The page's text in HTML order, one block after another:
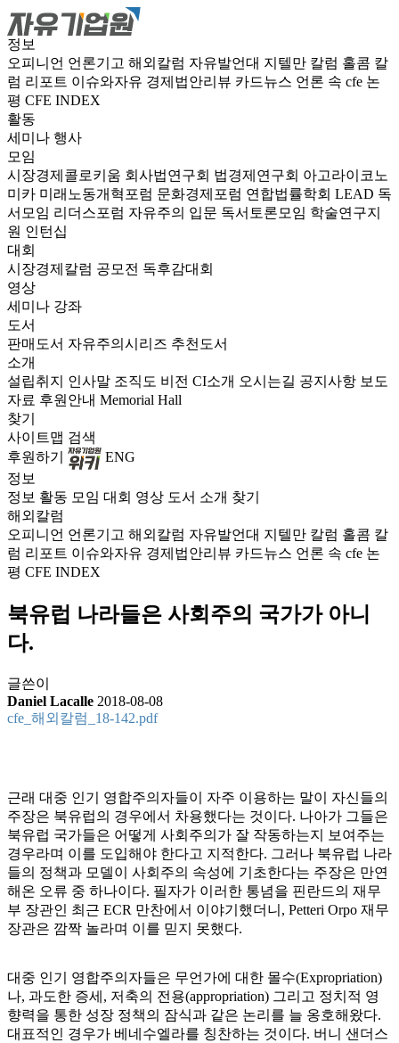
정보
오피니언 언론기고 해외칼럼 자유발언대 지텔만 칼럼 홀콤 칼
럼 리포트 이슈와자유 경제법안리뷰 카드뉴스 언론 속 cfe 논
평 CFE INDEX
활동
세미나 행사
모임
시장경제콜로키움 회사법연구회 법경제연구회 아고라이코노
미카 미래노동개혁포럼 문화경제포럼 연합법률학회 LEAD 독
서모임 리더스포럼 자유주의 입문 독서토론모임 학술연구지
원 인턴십
대회
시장경제칼럼 공모전 독후감대회
영상
세미나 강좌
도서
판매도서 자유주의시리즈 추천도서
소개
설립취지 인사말 조직도 비전 CI소개 오시는길 공지사항 보도
자료 후원안내 Memorial Hall
찾기
사이트맵 검색
후원하기
ENG
정보
정보 활동 모임 대회 영상 도서 소개 찾기
해외칼럼
오피니언 언론기고 해외칼럼 자유발언대 지텔만 칼럼 홀콤 칼
럼 리포트 이슈와자유 경제법안리뷰 카드뉴스 언론 속 cfe 논
평 CFE INDEX
북유럽 나라들은 사회주의 국가가 아니
다.
글쓴이
Daniel Lacalle 2018-08-08
cfe_해외칼럼_18-142.pdf
근래 대중 인기 영합주의자들이 자주 이용하는 말이 자신들의
주장은 북유럽의 경우에서 차용했다는 것이다. 나아가 그들은
북유럽 국가들은 어떻게 사회주의가 잘 작동하는지 보여주는
경우라며 이를 도입해야 한다고 지적한다. 그러나 북유럽 나라
들의 정책과 모델이 사회주의 속성에 기초한다는 주장은 만연
해온 오류 중 하나이다. 필자가 이러한 통념을 핀란드의 재무
부 장관인 최근 ECR 만찬에서 이야기했더니, Petteri Orpo 재무
장관은 깜짝 놀라며 이를 믿지 못했다.
대중 인기 영합주의자들은 무언가에 대한 몰수(Expropriation)
나, 과도한 증세, 저축의 전용(appropriation) 그리고 정치적 영
향력을 통한 성장 정책의 잠식과 같은 논리를 늘 옹호해왔다.
대표적인 경우가 베네수엘라를 칭찬하는 것이다. 버니 샌더스